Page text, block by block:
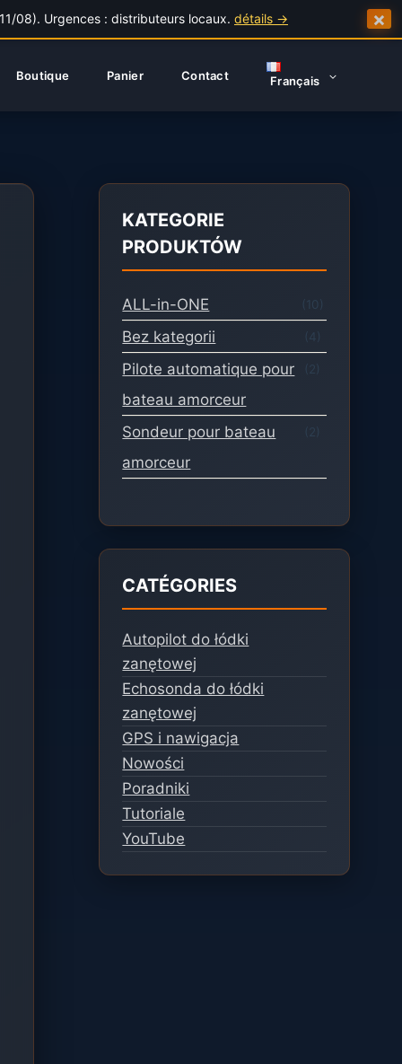
08). Urgences : distributeurs locaux. détails → ×
Boutique Panier Contact Français
KATEGORIE
PRODUKTÓW
ALL-in-ONE (10)
Bez kategorii (4)
Pilote automatique pour
bateau amorceur
(2)
Sondeur pour bateau
amorceur
(2)
CATÉGORIES
Autopilot do łódki
zanętowej
Echosonda do łódki
zanętowej
GPS i nawigacja
Nowości
Poradniki
Tutoriale
YouTube